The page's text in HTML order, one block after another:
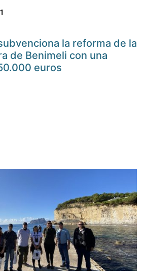
la reforma de la
de Benimeli con una
euros